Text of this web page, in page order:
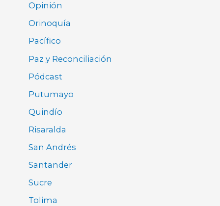
Opinión
Orinoquía
Pacífico
Paz y Reconciliación
Pódcast
Putumayo
Quindío
Risaralda
San Andrés
Santander
Sucre
Tolima